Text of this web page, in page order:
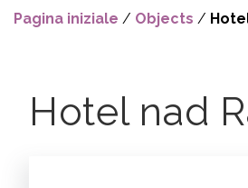
Pagina iniziale / Objects /
Hotel nad